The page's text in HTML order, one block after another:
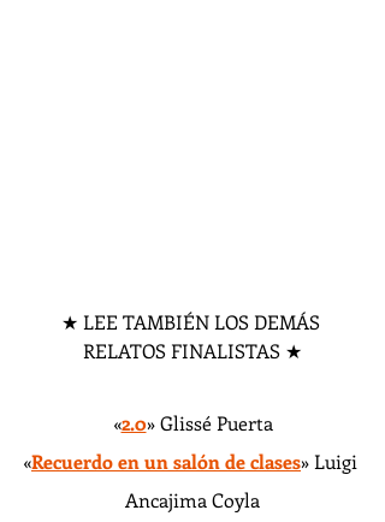
★ LEE TAMBIÉN LOS DEMÁS
RELATOS FINALISTAS ★
«2.0» Glissé Puerta
«Recuerdo en un salón de clases» Luigi
Ancajima Coyla